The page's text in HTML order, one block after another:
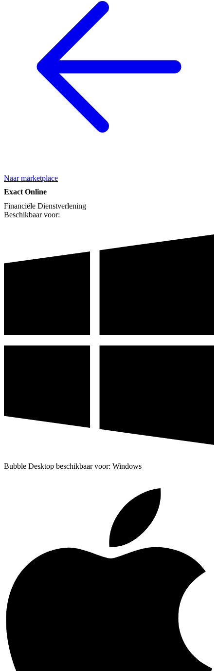
Naar marketplace
Exact Online
Financiële Dienstverlening
Beschikbaar voor:
Bubble Desktop beschikbaar voor: Windows